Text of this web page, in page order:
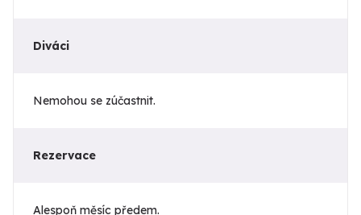
Diváci
Nemohou se zúčastnit.
Rezervace
Alespoň měsíc předem.